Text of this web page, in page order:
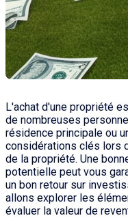
L'achat d'une propriété
de nombreuses
résidence principale ou
considérations clés lors
de la propriété. Une
potentielle peut vous
un bon retour sur
allons explorer les
évaluer la valeur de